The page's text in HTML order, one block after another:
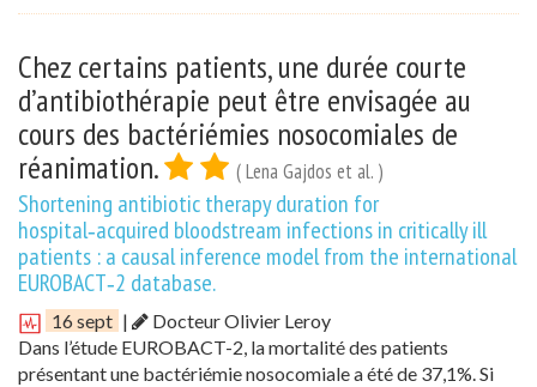
Chez certains patients, une durée courte
d’antibiothérapie peut être envisagée au
cours des bactériémies nosocomiales de
réanimation.
( Lena Gajdos et al. )
Shortening antibiotic therapy duration for
hospital‑acquired bloodstream infections in critically ill
patients : a causal inference model from the international
EUROBACT‑2 database.
16 sept |
Docteur Olivier Leroy
Dans l’étude EUROBACT-2, la mortalité des patients
présentant une bactériémie nosocomiale a été de 37,1%. Si